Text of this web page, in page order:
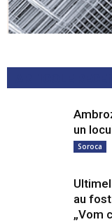
un
Soroca
au
„Vom